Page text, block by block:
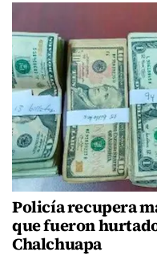
Policía recupera
que fueron
Chalchuapa